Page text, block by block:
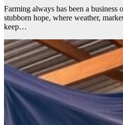
Farming always has been a business
stubborn hope, where weather,
keep…